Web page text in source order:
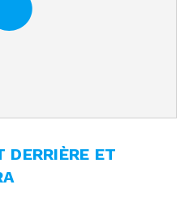
DERRIÈRE ET